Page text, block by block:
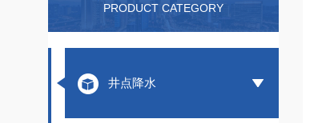
PRODUCT CATEGORY
井点降水